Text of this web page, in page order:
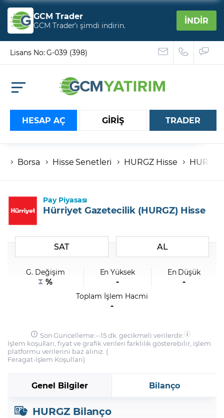
GCM Trader
GCM Trader’ı şimdi indirin. İNDİR
Lisans No: G-039 (398)
HESAP AÇ GİRİŞ
Hesap numaranız
Şifremi Unuttum
TRADER
Borsa Hisse Senetleri HURGZ Hisse HURGZ
Pay Piyasası
Hürriyet Gazetecilik (HURGZ) Hisse
SAT AL
G. Değişim
%
En Yüksek
-
En Düşük
-
Toplam İşlem Hacmi
-
Son Güncelleme:--15 dk. gecikmeli verilerdir.
İşlem koşulları, fiyat ve grafik verileri farklılık gösterebilir, işlem
platformu verilerini baz alınız. (
Feragat-İşlem Koşulları)
Genel Bilgiler Bilanço
HURGZ Bilanço